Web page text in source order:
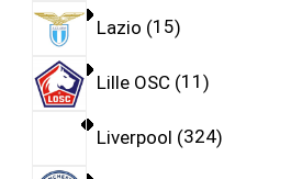
Lazio 15
Lille OSC 11
Liverpool 324